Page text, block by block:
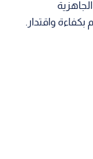
واقتدار.